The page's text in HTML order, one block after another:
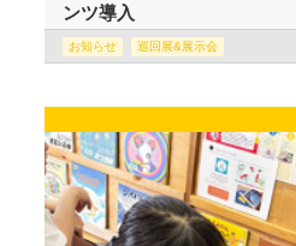
ンツ導入
お知らせ 巡回展&展示会